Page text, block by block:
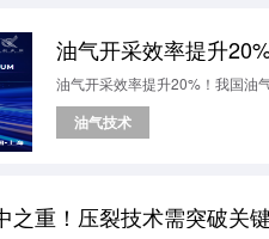
油气开采效率提升
油气开采效率提升20%！我国油
油气技术
之重！压裂技术需突破关